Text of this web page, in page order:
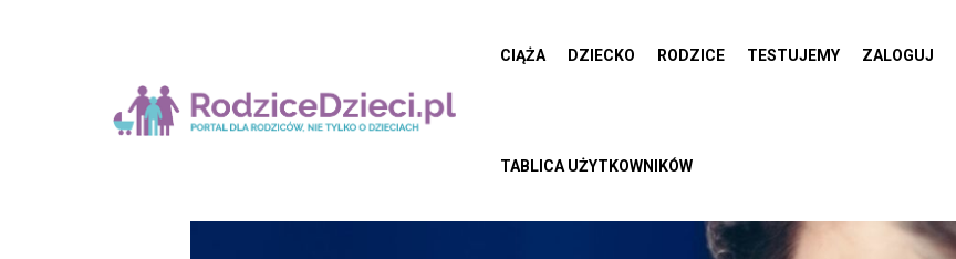
CIĄŻA DZIECKO RODZICE TESTUJEMY ZALOGUJ
TABLICA UŻYTKOWNIKÓW